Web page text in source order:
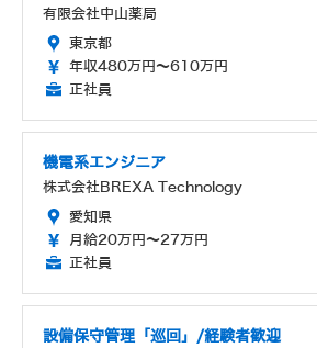
有限会社中山薬局
東京都
年収480万円～610万円
正社員
機電系エンジニア
株式会社BREXA Technology
愛知県
月給20万円～27万円
正社員
設備保守管理「巡回」/経験者歓迎